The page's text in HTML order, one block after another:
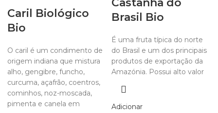
Caril Biológico
Bio
O caril é um condimento de
origem indiana que mistura
alho, gengibre, funcho,
curcuma, açafrão, coentros,
cominhos, noz-moscada,
pimenta e canela em
Castanha do
Brasil Bio
É uma fruta típica do norte
do Brasil e um dos principais
produtos de exportação da
Amazónia. Possui alto valor
Adicionar